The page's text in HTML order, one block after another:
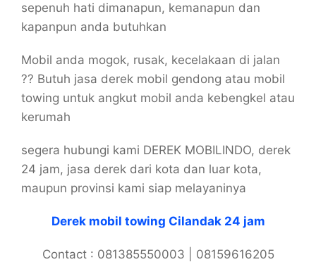
sepenuh hati dimanapun, kemanapun dan
kapanpun anda butuhkan
Mobil anda mogok, rusak, kecelakaan di jalan
?? Butuh jasa derek mobil gendong atau mobil
towing untuk angkut mobil anda kebengkel atau
kerumah
segera hubungi kami DEREK MOBILINDO, derek
24 jam, jasa derek dari kota dan luar kota,
maupun provinsi kami siap melayaninya
Derek mobil towing Cilandak 24 jam
Contact : 081385550003 | 08159616205